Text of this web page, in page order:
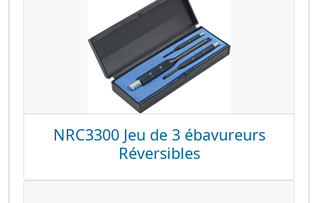
NRC3300 Jeu de 3 ébavureurs
Réversibles